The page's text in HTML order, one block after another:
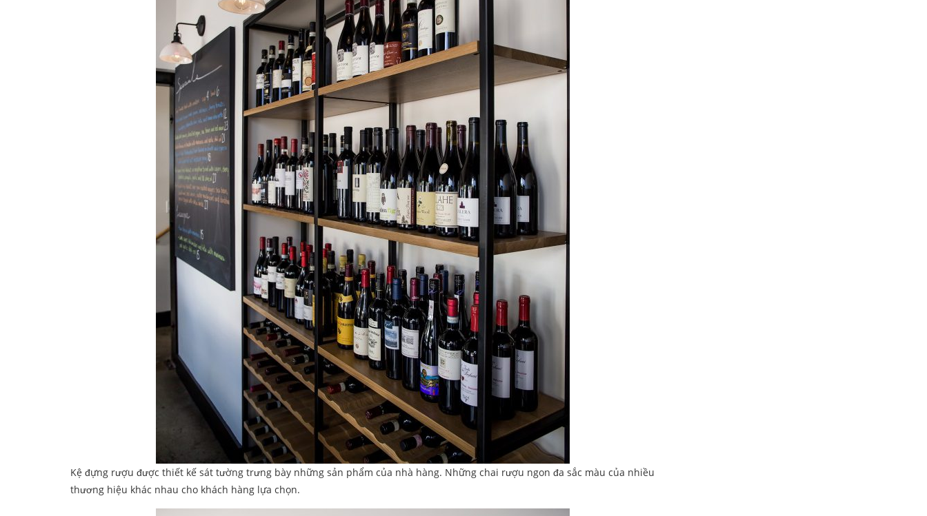
Kệ đựng rượu được thiết kế sát tường trưng bày những sản phẩm của nhà hàng. Những chai rượu ngon đa sắc màu của nhiều
thương hiệu khác nhau cho khách hàng lựa chọn.